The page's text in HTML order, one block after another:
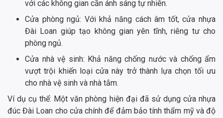
với các không gian cần ánh sáng tự nhiên.
Cửa phòng ngủ: Với khả năng cách âm tốt, cửa nhựa
Đài Loan giúp tạo không gian yên tĩnh, riêng tư cho
phòng ngủ.
Cửa nhà vệ sinh: Khả năng chống nước và chống ẩm
vượt trội khiến loại cửa này trở thành lựa chọn tối ưu
cho nhà vệ sinh và nhà tắm.
Ví dụ cụ thể: Một văn phòng hiện đại đã sử dụng cửa nhựa
đúc Đài Loan cho cửa chính để đảm bảo tính thẩm mỹ và độ